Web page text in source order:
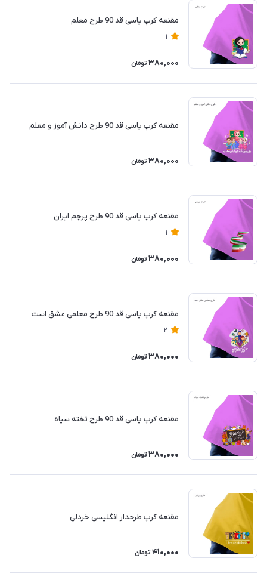
مقنعه کرپ یاسی قد 90 طرح معلم
1
380,000 تومان
مقنعه کرپ یاسی قد 90 طرح دانش آموز و معلم
380,000 تومان
مقنعه کرپ یاسی قد 90 طرح پرچم ایران
1
380,000 تومان
مقنعه کرپ یاسی قد 90 طرح معلمی عشق است
2
380,000 تومان
مقنعه کرپ یاسی قد 90 طرح تخته سیاه
380,000 تومان
مقنعه کرپ طرحدار انگلیسی خردلی
410,000 تومان